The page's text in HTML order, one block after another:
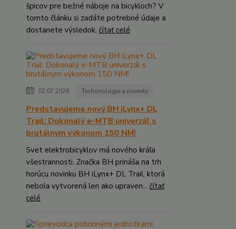
špicov pre bežné náboje na bicykloch? V
tomto článku si zadáte potrebné údaje a
dostanete výsledok. čítať celé
02.07.2026 Techonológie a novinky
Predstavujeme nový BH iLynx+ DL
Trail: Dokonalý e-MTB univerzál s
brutálnym výkonom 150 NM!
Svet elektrobicyklov má nového kráľa
všestrannosti. Značka BH prináša na trh
horúcu novinku BH iLynx+ DL Trail, ktorá
nebola vytvorená len ako upraven... čítať
celé